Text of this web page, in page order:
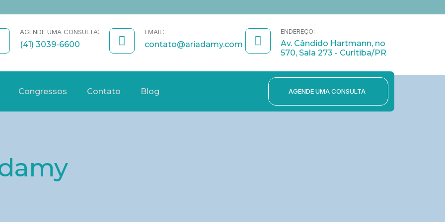
n
a
g
a
i
e
d
n
a
k
AGENDE UMA CONSULTA:
(41) 3039-6600
EMAIL:
contato@ariadamy.com
ENDEREÇO:
Av. Cândido Hartmann, no
570, Sala 273 - Curitiba/PR
Congressos Contato Blog AGENDE UMA CONSULTA